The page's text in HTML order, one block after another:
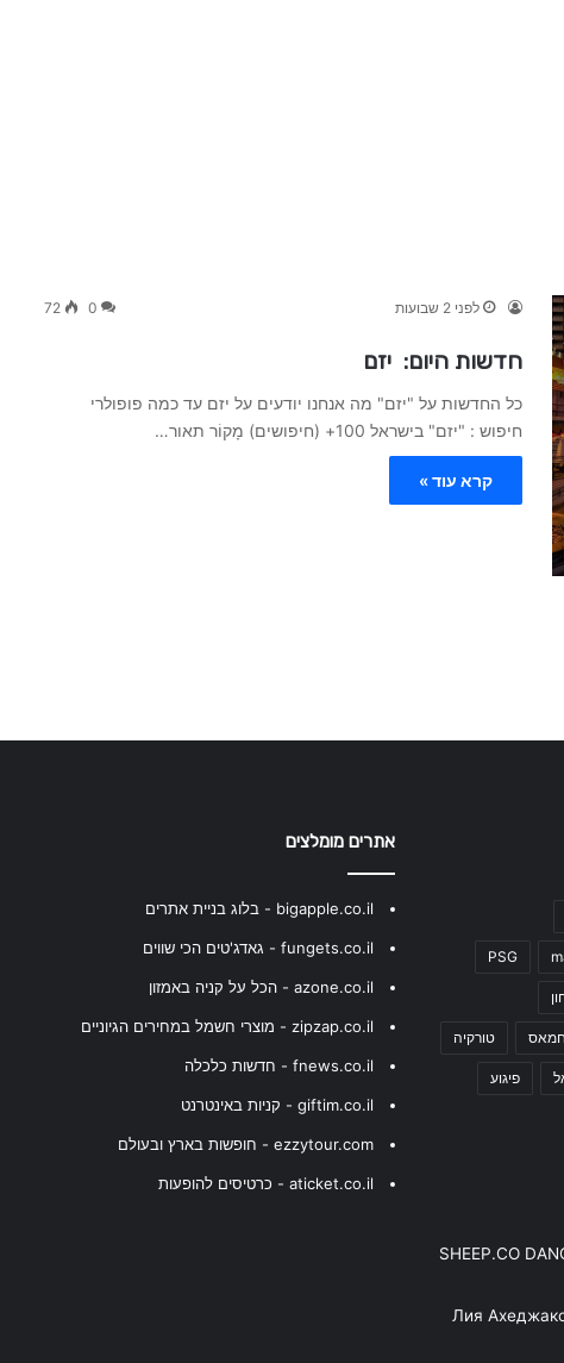
לפני 2 שבועות 0
72
חדשות היום: יזם
כל החדשות על "יזם" מה אנחנו יודעים על יזם עד כמה פופולרי
חיפוש : "יזם" בישראל 100+ (חיפושים) מָקוֹר תאור…
קרא עוד »
PSG
חמאס טורקיה
פיגוע
SHEEP.CO
Лия
אתרים מומלצים
bigapple.co.il - בלוג בניית אתרים
fungets.co.il - גאדג'טים הכי שווים
azone.co.il - הכל על קניה באמזון
zipzap.co.il - מוצרי חשמל במחירים הגיוניים
fnews.co.il - חדשות כלכלה
giftim.co.il - קניות באינטרנט
ezzytour.com - חופשות בארץ ובעולם
aticket.co.il - כרטיסים להופעות